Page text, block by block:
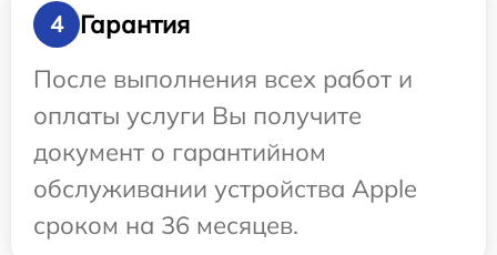
4
Гарантия
После выполнения всех работ и
оплаты услуги Вы получите
документ о гарантийном
обслуживании устройства Apple
сроком на 36 месяцев.